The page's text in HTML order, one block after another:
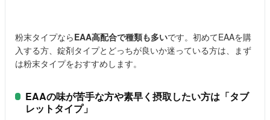
粉末タイプならEAA高配合で種類も多いです。初めてEAAを購
入する方、錠剤タイプとどっちが良いか迷っている方は、まず
は粉末タイプをおすすめします。
EAAの味が苦手な方や素早く摂取したい方は「タブ
レットタイプ」